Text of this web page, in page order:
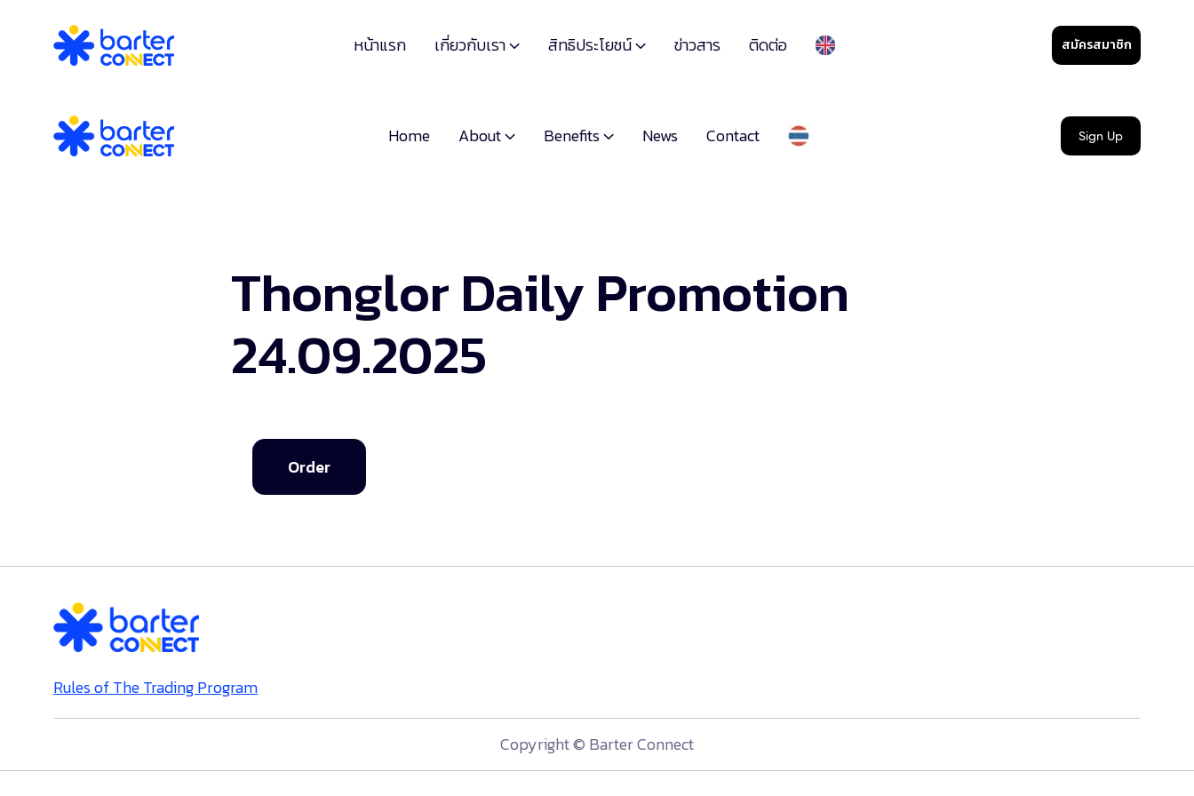
หน้าแรก เกี่ยวกับเรา  สิทธิประโยชน์  ข่าวสาร ติดต่อ สมัครสมาชิก
Home About  Benefits  News Contact Sign Up
Thonglor Daily Promotion
24.09.2025
Order
Rules of The Trading Program
Copyright © Barter Connect